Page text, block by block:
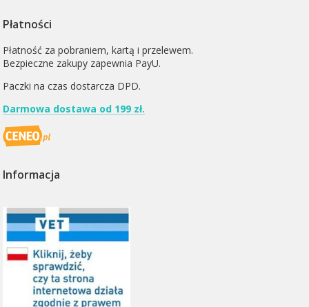
Płatności
Płatność za pobraniem, kartą i przelewem.
Bezpieczne zakupy zapewnia PayU.
Paczki na czas dostarcza DPD.
Darmowa dostawa od 199 zł.
Informacja